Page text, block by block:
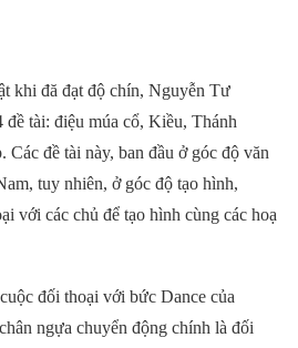
khi đă đạt độ chín, Nguyễn Tư
tài: điệu múa cổ, Kiều, Thánh
đề tài này, ban đầu ở góc độ văn
tuy nhiên, ở góc độ tạo hình,
với các chủ để tạo hình cùng các hoạ
đối thoại với bức Dance của
ngựa chuyển động chính là đối